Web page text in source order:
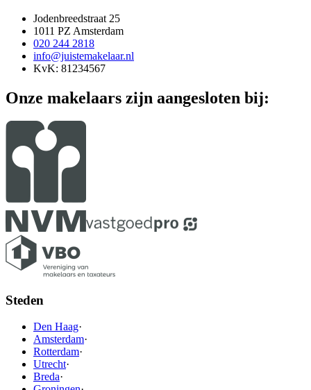
Jodenbreedstraat 25
1011 PZ Amsterdam
020 244 2818
info@juistemakelaar.nl
KvK: 81234567
Onze makelaars zijn aangesloten bij:
Steden
Den Haag·
Amsterdam·
Rotterdam·
Utrecht·
Breda·